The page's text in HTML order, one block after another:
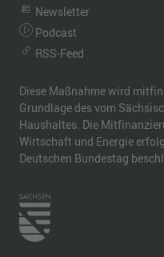
Newsletter
Podcast
RSS-Feed
Diese Maßnahme wird
Grundlage des vom
Haushaltes. Die
Wirtschaft und Energie
Deutschen Bundestag